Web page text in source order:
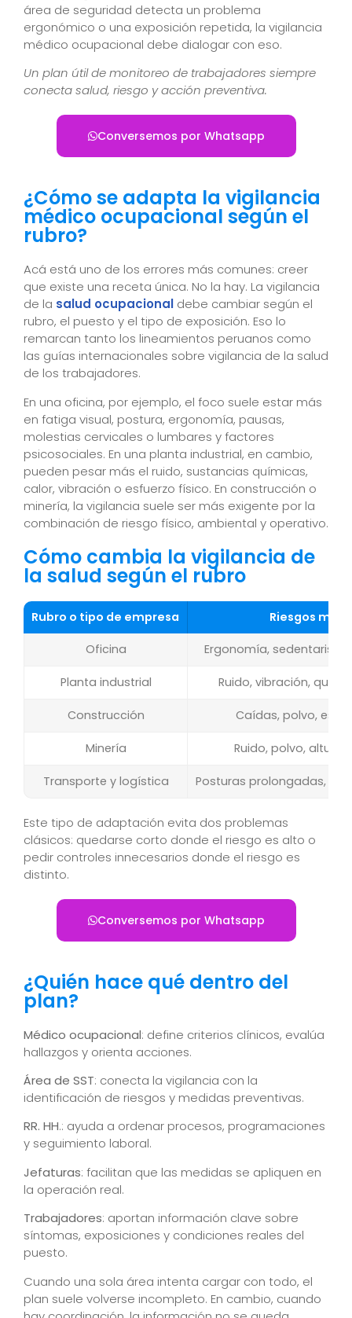
área de seguridad detecta un problema
ergonómico o una exposición repetida, la vigilancia
médico ocupacional debe dialogar con eso.
Un plan útil de monitoreo de trabajadores siempre
conecta salud, riesgo y acción preventiva.
Conversemos por Whatsapp
¿Cómo se adapta la vigilancia
médico ocupacional según el
rubro?
Acá está uno de los errores más comunes: creer
que existe una receta única. No la hay. La vigilancia
de la salud ocupacional debe cambiar según el
rubro, el puesto y el tipo de exposición. Eso lo
remarcan tanto los lineamientos peruanos como
las guías internacionales sobre vigilancia de la salud
de los trabajadores.
En una oficina, por ejemplo, el foco suele estar más
en fatiga visual, postura, ergonomía, pausas,
molestias cervicales o lumbares y factores
psicosociales. En una planta industrial, en cambio,
pueden pesar más el ruido, sustancias químicas,
calor, vibración o esfuerzo físico. En construcción o
minería, la vigilancia suele ser más exigente por la
combinación de riesgo físico, ambiental y operativo.
Cómo cambia la vigilancia de
la salud según el rubro
Rubro o tipo de empresa Riesgos más
Oficina Ergonomía,
Planta industrial Ruido, vibración,
Construcción Caídas, polvo,
Minería Ruido, polvo, altura,
Transporte y logística Posturas prolongadas,
Este tipo de adaptación evita dos problemas
clásicos: quedarse corto donde el riesgo es alto o
pedir controles innecesarios donde el riesgo es
distinto.
Conversemos por Whatsapp
¿Quién hace qué dentro del
plan?
Médico ocupacional: define criterios clínicos, evalúa
hallazgos y orienta acciones.
Área de SST: conecta la vigilancia con la
identificación de riesgos y medidas preventivas.
RR. HH.: ayuda a ordenar procesos, programaciones
y seguimiento laboral.
Jefaturas: facilitan que las medidas se apliquen en
la operación real.
Trabajadores: aportan información clave sobre
síntomas, exposiciones y condiciones reales del
puesto.
Cuando una sola área intenta cargar con todo, el
plan suele volverse incompleto. En cambio, cuando